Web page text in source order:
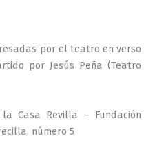
por el teatro en verso
por Jesús Peña (Teatro
Casa Revilla – Fundación
número 5